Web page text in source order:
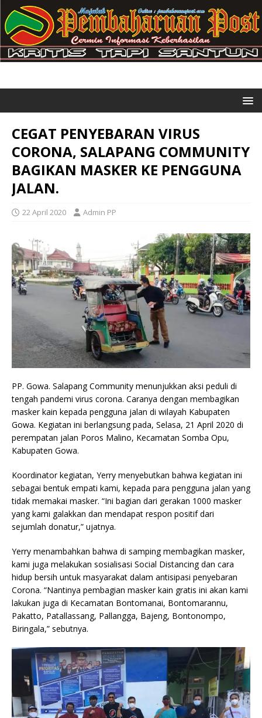
CEGAT PENYEBARAN VIRUS
CORONA, SALAPANG COMMUNITY
BAGIKAN MASKER KE PENGGUNA
JALAN.
22 April 2020 Admin PP
PP. Gowa. Salapang Community menunjukkan aksi peduli di
tengah pandemi virus corona. Caranya dengan membagikan
masker kain kepada pengguna jalan di wilayah Kabupaten
Gowa. Kegiatan ini berlangsung pada, Selasa, 21 April 2020 di
perempatan jalan Poros Malino, Kecamatan Somba Opu,
Kabupaten Gowa.
Koordinator kegiatan, Yerry menyebutkan bahwa kegiatan ini
sebagai bentuk empati kami, kepada para pengguna jalan yang
tidak memakai masker. “Ini bagian dari gerakan 1000 masker
yang kami galakkan dan mendapat respon positif dari
sejumlah donatur,” ujatnya.
Yerry menambahkan bahwa di samping membagikan masker,
kami juga melakukan sosialisasi Social Distancing dan cara
hidup bersih untuk masyarakat dalam antisipasi penyebaran
Corona. “Nantinya pembagian masker kain gratis ini akan kami
lakukan juga di Kecamatan Bontomanai, Bontomarannu,
Pakatto, Patallassang, Pallangga, Bajeng, Bontonompo,
Biringala,” sebutnya.